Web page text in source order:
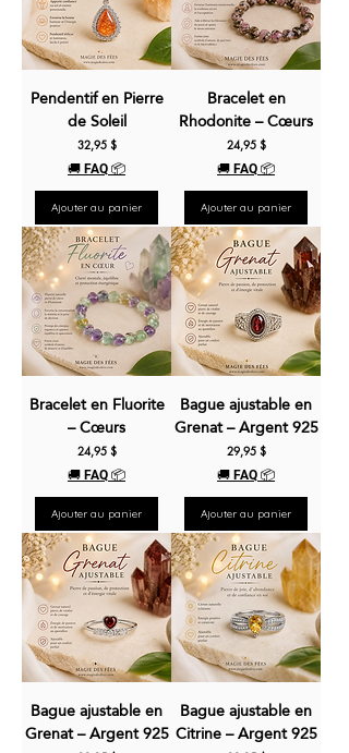
Pendentif en Pierre
de Soleil
Prix
32,95 $
🚚 FAQ 📦
Ajouter au panier
Bracelet en
Rhodonite – Cœurs
Prix
24,95 $
🚚 FAQ 📦
Ajouter au panier
Bracelet en Fluorite
– Cœurs
Prix
24,95 $
🚚 FAQ 📦
Ajouter au panier
Bague ajustable en
Grenat – Argent 925
Prix
29,95 $
🚚 FAQ 📦
Ajouter au panier
Bague ajustable en
Grenat – Argent 925
Bague ajustable en
Citrine – Argent 925